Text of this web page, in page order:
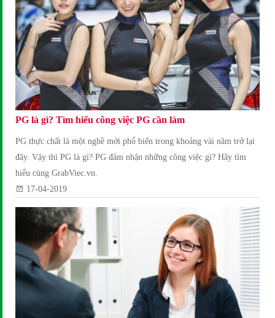
PG là gì? Tìm hiểu công việc PG cần làm
PG thực chất là một nghề mới phổ biến trong khoảng vài năm trở lại
đây. Vậy thì PG là gì? PG đảm nhận những công việc gì? Hãy tìm
hiểu cùng GrabViec.vn.
17-04-2019